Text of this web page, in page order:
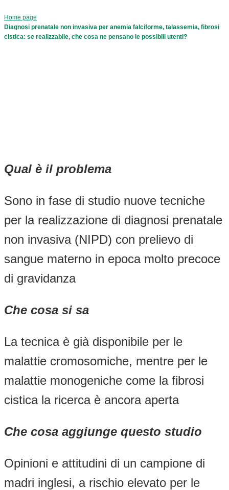
Home page
Diagnosi prenatale non invasiva per anemia falciforme, talassemia, fibrosi
cistica: se realizzabile, che cosa ne pensano le possibili utenti?
Qual è il problema
Sono in fase di studio nuove tecniche
per la realizzazione di diagnosi prenatale
non invasiva (NIPD) con prelievo di
sangue materno in epoca molto precoce
di gravidanza
Che cosa si sa
La tecnica è già disponibile per le
malattie cromosomiche, mentre per le
malattie monogeniche come la fibrosi
cistica la ricerca è ancora aperta
Che cosa aggiunge questo studio
Opinioni e attitudini di un campione di
madri inglesi, a rischio elevato per le